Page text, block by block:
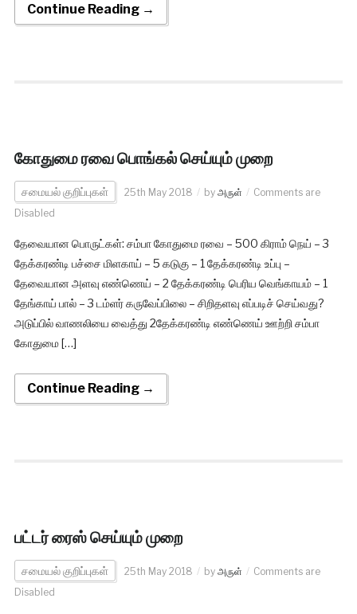
Continue Reading →
கோதுமை ரவை பொங்கல் செய்யும் முறை
சமையல் குறிப்புகள் 25th May 2018 by அருள்
Comments are
Disabled
தேவையான பொருட்கள்: சம்பா கோதுமை ரவை – 500 கிராம் நெய் – 3
தேக்கரண்டி பச்சை மிளகாய் – 5 கடுகு – 1 தேக்கரண்டி உப்பு –
தேவையான அளவு எண்ணெய் – 2 தேக்கரண்டி பெரிய வெங்காயம் – 1
தேங்காய் பால் – 3 டம்ளர் கருவேப்பிலை – சிறிதளவு எப்படிச் செய்வது?
அடுப்பில் வாணலியை வைத்து 2தேக்கரண்டி எண்ணெய் ஊற்றி சம்பா
கோதுமை […]
Continue Reading →
பட்டர் ரைஸ் செய்யும் முறை
சமையல் குறிப்புகள் 25th May 2018 by அருள்
Comments are
Disabled